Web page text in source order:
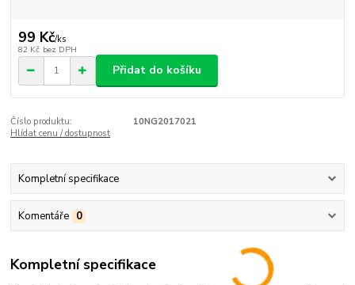
99 Kč/ks
82 Kč bez DPH
Přidat do košíku
Číslo produktu:
10NG2017021
Hlídat cenu / dostupnost
Kompletní specifikace
Komentáře 0
Kompletní specifikace